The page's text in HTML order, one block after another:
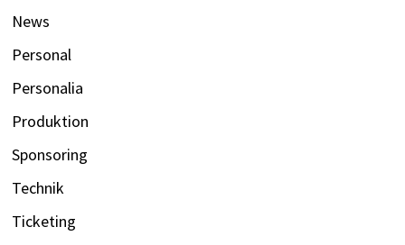
News
Personal
Personalia
Produktion
Sponsoring
Technik
Ticketing